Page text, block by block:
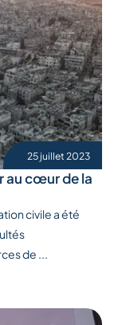
25 juillet 2023
au cœur de la
civile a été
de ...